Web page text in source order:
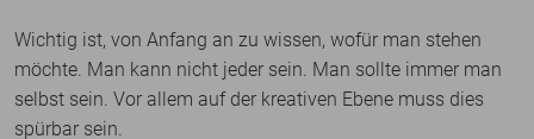
Wichtig ist, von Anfang an zu wissen, wofür man stehen
möchte. Man kann nicht jeder sein. Man sollte immer man
selbst sein. Vor allem auf der kreativen Ebene muss dies
spürbar sein.